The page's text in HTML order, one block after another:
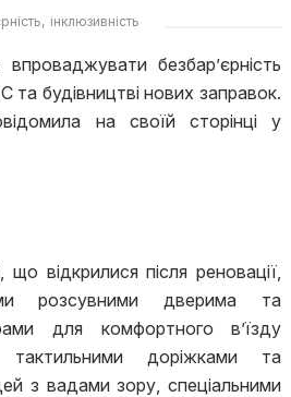
інклюзивність
безбар’єрність
та будівництві нових заправок.
на своїй сторінці у
відкрилися після реновації,
розсувними дверима та
для комфортного в’їзду
доріжками та
з вадами зору, спеціальними